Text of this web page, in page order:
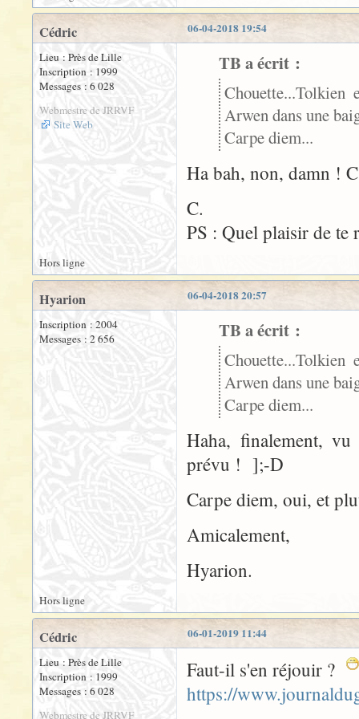
06-04-2018 19:54
Cédric
Lieu : Près de Lille
Inscription : 1999
Messages : 6 028
Webmestre de JRRVF
Site Web
TB a écrit :
Arwen dans une
Carpe diem...
Ha bah, non, damn !
C.
PS : Quel plaisir de te
Hors ligne
06-04-2018 20:57
Hyarion
Inscription : 2004
Messages : 2 656
TB a écrit :
Arwen dans une
Carpe diem...
Haha, finalement,
prévu ! ];-D
Carpe diem, oui, et
Amicalement,
Hyarion.
Hors ligne
06-01-2019 11:44
Cédric
Lieu : Près de Lille
Inscription : 1999
Messages : 6 028
Webmestre de JRRVF
Faut-il s'en réjouir ?
https://